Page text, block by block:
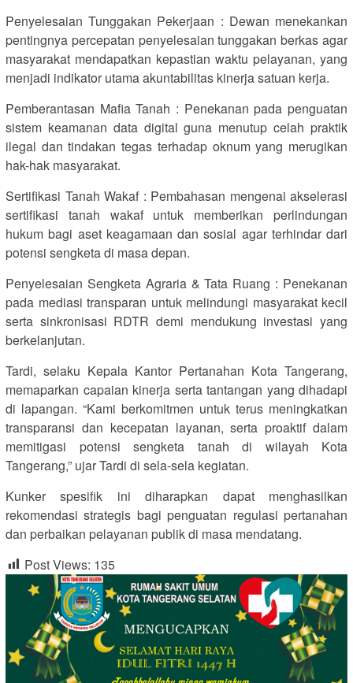
Penyelesaian Tunggakan Pekerjaan : Dewan menekankan
pentingnya percepatan penyelesaian tunggakan berkas agar
masyarakat mendapatkan kepastian waktu pelayanan, yang
menjadi indikator utama akuntabilitas kinerja satuan kerja.
Pemberantasan Mafia Tanah : Penekanan pada penguatan
sistem keamanan data digital guna menutup celah praktik
ilegal dan tindakan tegas terhadap oknum yang merugikan
hak-hak masyarakat.
Sertifikasi Tanah Wakaf : Pembahasan mengenai akselerasi
sertifikasi tanah wakaf untuk memberikan perlindungan
hukum bagi aset keagamaan dan sosial agar terhindar dari
potensi sengketa di masa depan.
Penyelesaian Sengketa Agraria & Tata Ruang : Penekanan
pada mediasi transparan untuk melindungi masyarakat kecil
serta sinkronisasi RDTR demi mendukung investasi yang
berkelanjutan.
Tardi, selaku Kepala Kantor Pertanahan Kota Tangerang,
memaparkan capaian kinerja serta tantangan yang dihadapi
di lapangan. “Kami berkomitmen untuk terus meningkatkan
transparansi dan kecepatan layanan, serta proaktif dalam
memitigasi potensi sengketa tanah di wilayah Kota
Tangerang,” ujar Tardi di sela-sela kegiatan.
Kunker spesifik ini diharapkan dapat menghasilkan
rekomendasi strategis bagi penguatan regulasi pertanahan
dan perbaikan pelayanan publik di masa mendatang.
Post Views: 135